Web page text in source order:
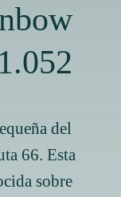
del
66. Esta
sobre